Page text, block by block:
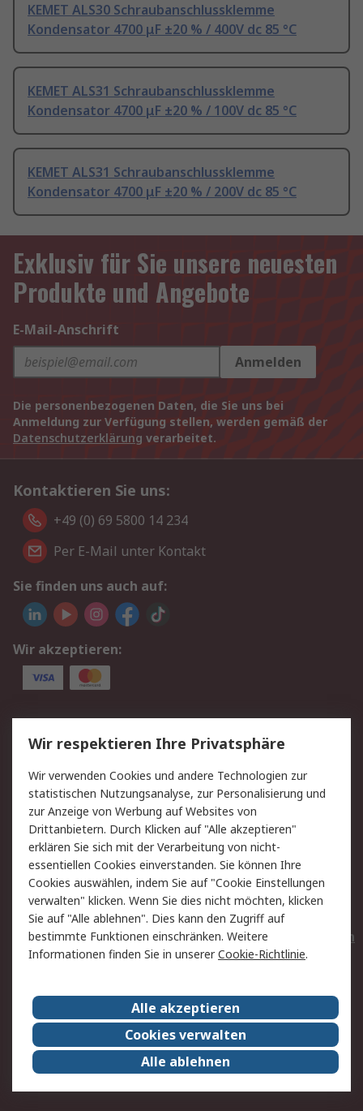
KEMET ALS30 Schraubanschlussklemme
Kondensator 4700 μF ±20 % / 400V dc 85 °C
KEMET ALS31 Schraubanschlussklemme
Kondensator 4700 μF ±20 % / 100V dc 85 °C
KEMET ALS31 Schraubanschlussklemme
Kondensator 4700 μF ±20 % / 200V dc 85 °C
Exklusiv für Sie unsere neuesten
Produkte und Angebote
E-Mail-Anschrift
Anmelden
Die personenbezogenen Daten, die Sie uns bei
Anmeldung zur Verfügung stellen, werden gemäß der
Datenschutzerklärung verarbeitet.
Kontaktieren Sie uns:
+49 (0) 69 5800 14 234
Per E-Mail unter Kontakt
Sie finden uns auch auf:
Wir akzeptieren:
Service
Value Added Services
Lieferlösungen
Rücksendungen
Kontakt
Hilfe
Privatkunden
Rechtliches
AGB
Datenschutz
Cookie-Richtlinie
Zahlungsbedingungen
Copyright/Impressum
Entsorgung
Elektrogeräte/Batterien
RS weltweit
Karriere bei RS
Nachhaltigkeit
Qualität/Umwelt/ZertifikatePresse-Center
Event-Center
Wir respektieren Ihre Privatsphäre
Wir verwenden Cookies und andere Technologien zur
statistischen Nutzungsanalyse, zur Personalisierung und
zur Anzeige von Werbung auf Websites von
Drittanbietern. Durch Klicken auf "Alle akzeptieren"
erklären Sie sich mit der Verarbeitung von nicht-
essentiellen Cookies einverstanden. Sie können Ihre
Cookies auswählen, indem Sie auf "Cookie Einstellungen
verwalten" klicken. Wenn Sie dies nicht möchten, klicken
Sie auf "Alle ablehnen". Dies kann den Zugriff auf
bestimmte Funktionen einschränken. Weitere
Informationen finden Sie in unsererCookie-Richtlinie.
Alle akzeptieren
Cookies verwalten
Alle ablehnen